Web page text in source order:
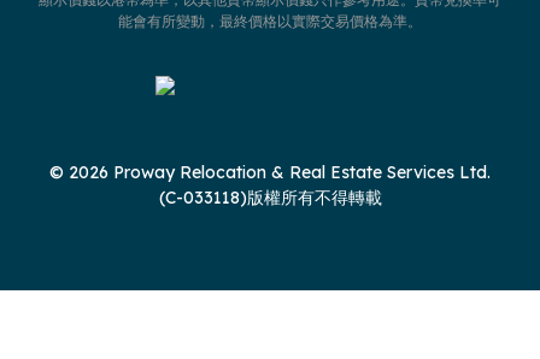
能會有所變動，最終價格以實際交易價格為準。
© 2026 Proway Relocation & Real Estate Services Ltd.
(C-033118)版權所有不得轉載